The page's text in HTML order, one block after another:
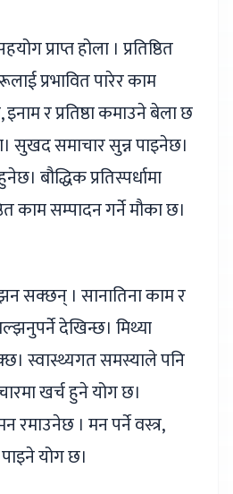
प्राप्त होला । प्रतिष्ठित
प्रभावित पारेर काम
र प्रतिष्ठा कमाउने बेला छ
सुखद समाचार सुन्न पाइनेछ।
बौद्धिक प्रतिस्पर्धामा
काम सम्पादन गर्ने मौका छ।
सक्छन् । सानातिना काम र
देखिन्छ। मिथ्या
स्वास्थ्यगत समस्याले पनि
खर्च हुने योग छ।
रमाउनेछ । मन पर्ने वस्त्र,
योग छ।